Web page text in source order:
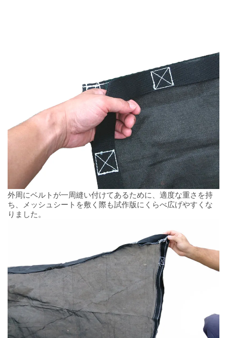
外周にベルトが一周縫い付けてあるために、適度な重さを持
ち、メッシュシートを敷く際も試作版にくらべ広げやすくな
りました。